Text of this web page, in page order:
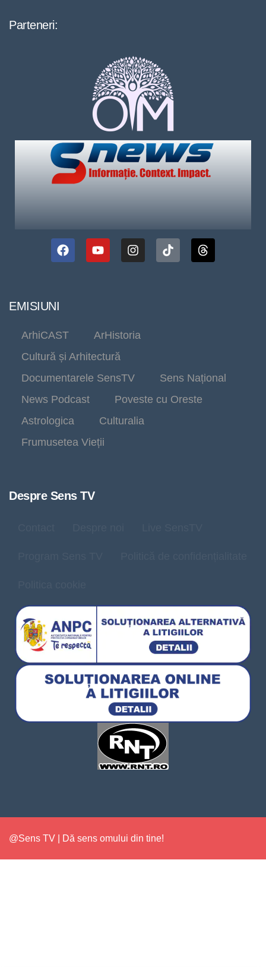
Parteneri:
EMISIUNI
ArhiCAST
ArHistoria
Cultură și Arhitectură
Documentarele SensTV
Sens Național
News Podcast
Poveste cu Oreste
Astrologica
Culturalia
Frumusetea Vieții
Despre Sens TV
@Sens TV | Dă sens omului din tine!